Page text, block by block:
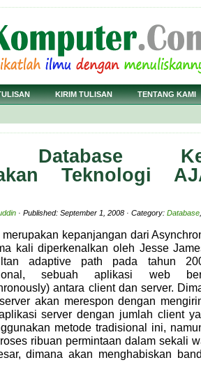
KIRIM TULISAN TENTANG KAMI
Database
Teknologi
· Published: September 1, 2008 · Category: Database
kepanjangan dari
kali diperkenalkan oleh Jesse
adaptive path pada tahun
sebuah aplikasi web
antara client dan server.
akan merespon dengan
server dengan jumlah client
metode tradisional ini,
ribuan permintaan dalam sekali
dimana akan menghabiskan